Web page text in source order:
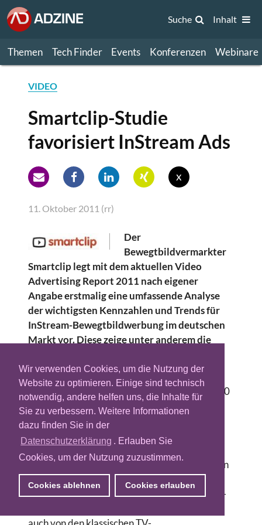
Wir verwenden Cookies, um die Nutzung der
Website zu optimieren. Einige sind technisch
notwendig, andere helfen uns, die Inhalte für
Sie zu verbessern. Weitere Informationen
dazu finden Sie in der
Datenschutzerklärung . Erlauben Sie
Cookies, um der Nutzung zuzustimmen.
Cookies ablehnen Cookies erlauben
Themen Tech Finder Events Konferenzen Webinare
Suche Inhalt
VIDEO
Smartclip-Studie
favorisiert InStream Ads
x
11. Oktober 2011 (rr)
Der
Bewegtbildvermarkter
Smartclip legt mit dem aktuellen Video
Advertising Report 2011 nach eigener
Angabe erstmalig eine umfassende Analyse
der wichtigsten Kennzahlen und Trends für
InStream-Bewegtbildwerbung im deutschen
Markt vor. Diese zeige unter anderem die
Nutzern auf.
Für den Report untersuchte Smartclip über 200
Kampagnen und mehr als 250 Millionen
InStream-Video Ad Impressions. Ein Ergebnis:
PreRoll bleibt das am stärksten nachgefragte
Werbemittel. Je nach Spotlänge werden
demnach fast 80% aller PreRolls von den Usern
komplett durchgesehen. Zudem wird nach
Smartclip-Angabe deutlich, dass die InStream-